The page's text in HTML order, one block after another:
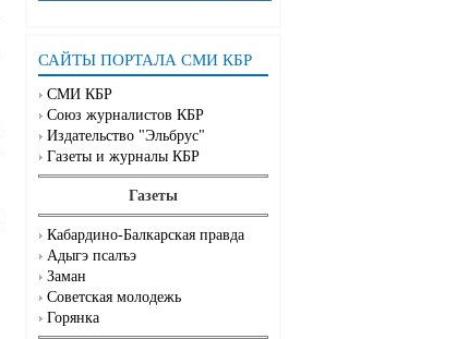
САЙТЫ ПОРТАЛА СМИ КБР
СМИ КБР
Союз журналистов КБР
Издательство "Эльбрус"
Газеты и журналы КБР
Газеты
Кабардино-Балкарская правда
Адыгэ псалъэ
Заман
Советская молодежь
Горянка